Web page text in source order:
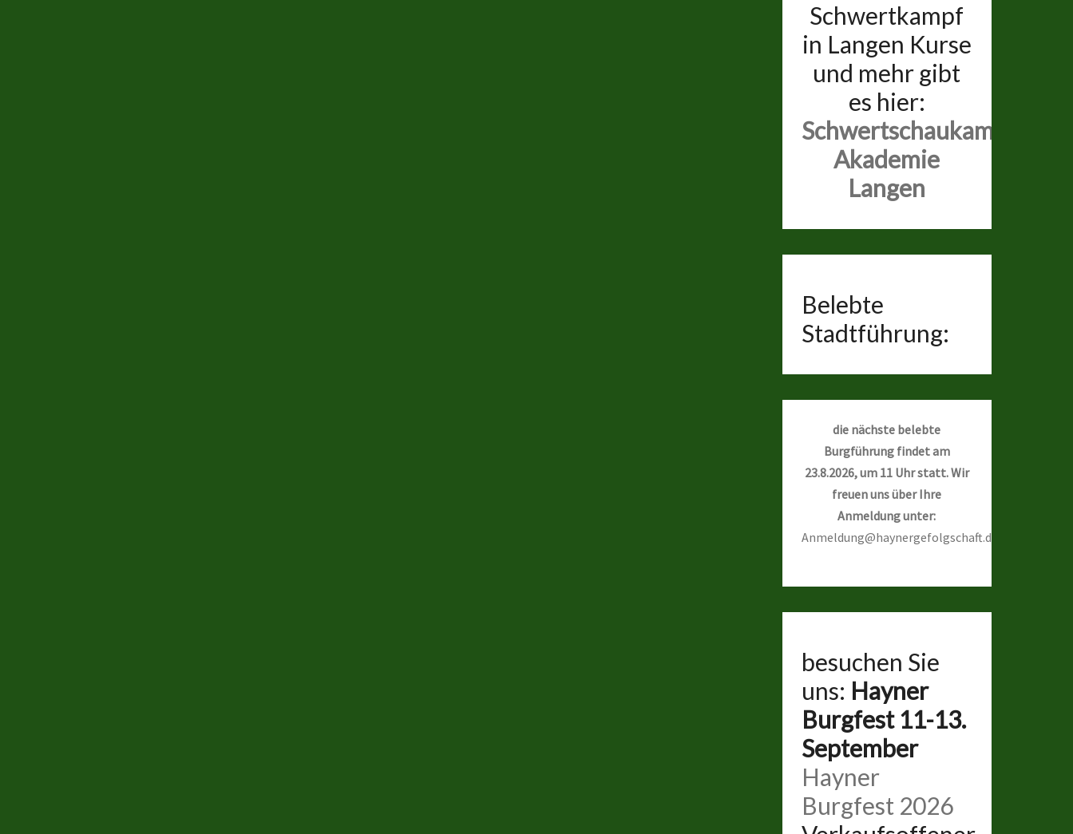
Schwertkampf
in Langen Kurse
und mehr gibt
es hier:
Schwertschaukampf
Akademie
Langen
Belebte
Stadtführung:
die nächste belebte
Burgführung findet am
23.8.2026, um 11 Uhr statt. Wir
freuen uns über Ihre
Anmeldung unter:
Anmeldung@haynergefolgschaft.de
besuchen Sie
uns: Hayner
Burgfest 11-13.
September
Hayner
Burgfest 2026